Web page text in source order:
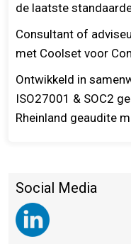
de laatste
Consultant of
met Coolset voor
Ontwikkeld in
ISO27001 & SOC2
Rheinland geaudite
Social Media